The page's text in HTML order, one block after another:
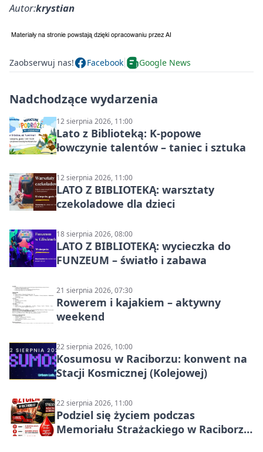
Autor:krystian
Zaobserwuj nas! Facebook Google News
Nadchodzące wydarzenia
12 sierpnia 2026, 11:00
Lato z Biblioteką: K-popowe
łowczynie talentów – taniec i sztuka
12 sierpnia 2026, 11:00
LATO Z BIBLIOTEKĄ: warsztaty
czekoladowe dla dzieci
18 sierpnia 2026, 08:00
LATO Z BIBLIOTEKĄ: wycieczka do
FUNZEUM – światło i zabawa
21 sierpnia 2026, 07:30
Rowerem i kajakiem – aktywny
weekend
22 sierpnia 2026, 10:00
Kosumosu w Raciborzu: konwent na
Stacji Kosmicznej (Kolejowej)
22 sierpnia 2026, 11:00
Podziel się życiem podczas
Memoriału Strażackiego w Raciborzu